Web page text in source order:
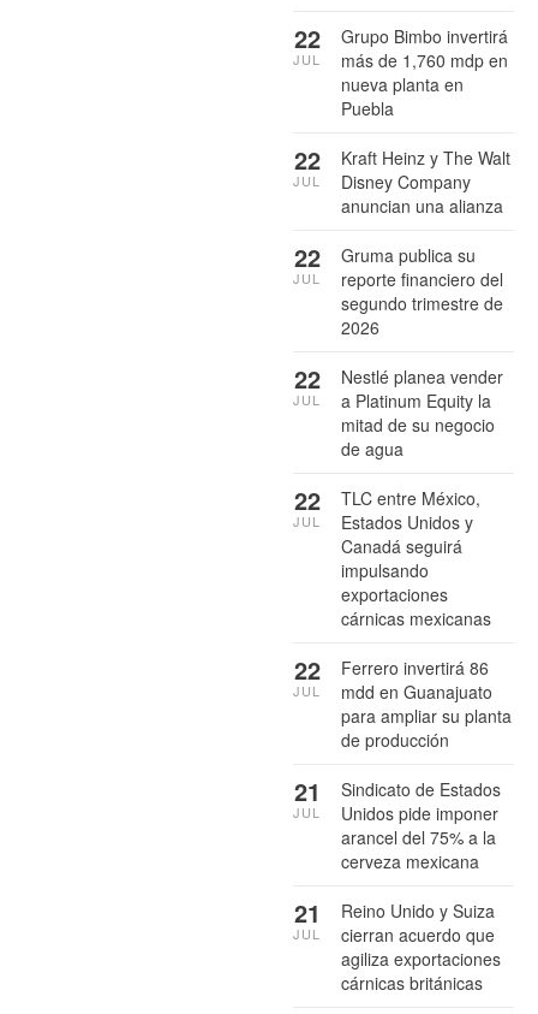
Grupo Bimbo invertirá
más de 1,760 mdp en
nueva planta en
Puebla
22
JUL
Kraft Heinz y The Walt
Disney Company
anuncian una alianza
22
JUL
Gruma publica su
reporte financiero del
segundo trimestre de
2026
22
JUL
Nestlé planea vender
a Platinum Equity la
mitad de su negocio
de agua
22
JUL
TLC entre México,
Estados Unidos y
Canadá seguirá
impulsando
exportaciones
cárnicas mexicanas
22
JUL
Ferrero invertirá 86
mdd en Guanajuato
para ampliar su planta
de producción
22
JUL
Sindicato de Estados
Unidos pide imponer
arancel del 75% a la
cerveza mexicana
21
JUL
Reino Unido y Suiza
cierran acuerdo que
agiliza exportaciones
cárnicas británicas
21
JUL